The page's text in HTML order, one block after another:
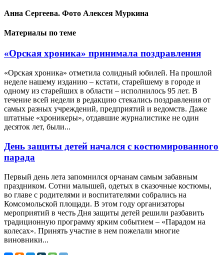
Анна Сергеева. Фото Алексея Муркина
Материалы по теме
«Орская хроника» принимала поздравления
«Орская хроника» отметила солидный юбилей. На прошлой
неделе нашему изданию – кстати, старейшему в городе и
одному из старейших в области – исполнилось 95 лет. В
течение всей недели в редакцию стекались поздравления от
самых разных учреждений, предприятий и ведомств. Даже
штатные «хроникеры», отдавшие журналистике не один
десяток лет, были...
День защиты детей начался с костюмированного
парада
Первый день лета запомнился орчанам самым забавным
праздником. Сотни малышей, одетых в сказочные костюмы,
во главе с родителями и воспитателями собрались на
Комсомольской площади. В этом году организаторы
мероприятий в честь Дня защиты детей решили разбавить
традиционную программу ярким событием – «Парадом на
колесах». Принять участие в нем пожелали многие
виновники...